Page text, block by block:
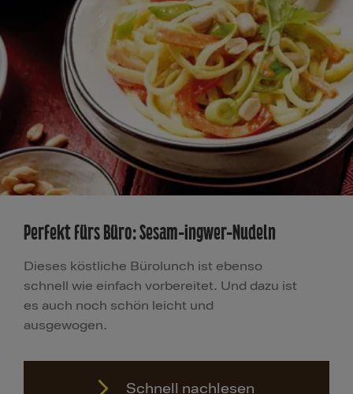
Perfekt fürs Büro: Sesam-Ingwer-Nudeln
Dieses köstliche Bürolunch ist ebenso
schnell wie einfach vorbereitet. Und dazu ist
es auch noch schön leicht und
ausgewogen.
Schnell nachlesen